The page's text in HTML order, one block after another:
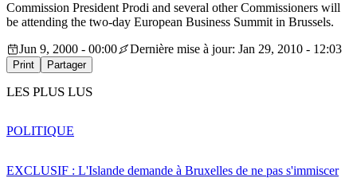
Commission President Prodi and several other Commissioners will
be attending the two-day European Business Summit in Brussels.
Jun 9, 2000 - 00:00
Dernière mise à jour: Jan 29, 2010 - 12:03
Print Partager
LES PLUS LUS
EXCLUSIF : L'Islande demande à Bruxelles de ne pas s'immiscer
POLITIQUE